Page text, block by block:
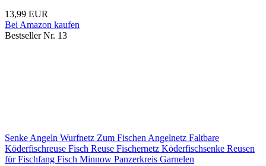
13,99 EUR
Bei Amazon kaufen
Bestseller Nr. 13
Senke Angeln Wurfnetz Zum Fischen Angelnetz Faltbare
Köderfischreuse Fisch Reuse Fischernetz Köderfischsenke Reusen
für Fischfang Fisch Minnow Panzerkreis Garnelen